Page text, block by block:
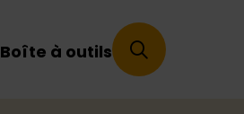
Boîte à outils